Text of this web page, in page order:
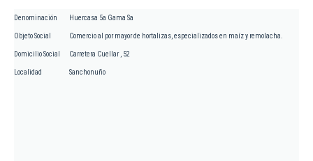
Denominación Huercasa 5a Gama Sa
Objeto Social Comercio al por mayor de hortalizas, especializados en maíz y remolacha.
Domicilio Social Carretera Cuellar , 52
Localidad Sanchonuño